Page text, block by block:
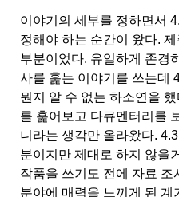
이야기의 세부를 정하면서
정해야 하는 순간이 왔다.
부분이었다. 유일하게 존경
사를 훑는 이야기를 쓰는데
뭔지 알 수 없는 하소연을
를 훑어보고 다큐멘터리를
니라는 생각만 올라왔다.
분이지만 제대로 하지 않을
작품을 쓰기도 전에 자료
분야에 매력을 느끼게 된